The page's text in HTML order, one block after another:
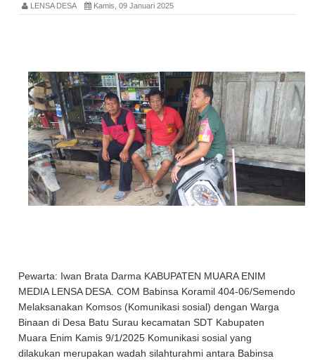
LENSA DESA Kamis, 09 Januari 2025
Pewarta: Iwan Brata Darma KABUPATEN MUARA ENIM
MEDIA LENSA DESA. COM Babinsa Koramil 404-06/Semendo
Melaksanakan Komsos (Komunikasi sosial) dengan Warga
Binaan di Desa Batu Surau kecamatan SDT Kabupaten
Muara Enim Kamis 9/1/2025 Komunikasi sosial yang
dilakukan merupakan wadah silahturahmi antara Babinsa